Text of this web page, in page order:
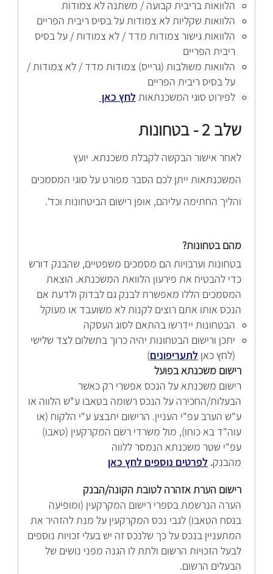
הלוואות בריבית קבועה / משתנה לא צמודות
הלוואות שקליות לא צמודות על בסיס ריבית הפריים
הלוואות גישור צמודות מדד / לא צמודות / על בסיס
ריבית הפריים
הלוואות משולבות (גרייס) צמודות מדד / לא צמודות /
על בסיס ריבית הפריים
לפירוט סוגי המשכנתאות לחץ כאן
שלב 2 - בטחונות
לאחר אישור הבקשה לקבלת משכנתא. יועץ
המשכנתאות ייתן לכם הסבר מפורט על סוגי המסמכים
והליך החתימה עליהם, אופן רישום הביטחונות וכד'.
מהם בטחונות?
בטחונות וערבויות הם מסמכים משפטיים, שהבנק דורש
כדי להבטיח את פירעון הלוואת המשכנתא. הוצאת
המסמכים הללו מאפשרת לבנק גם לבדוק ולדעת אם
הנכס אותו אתם רוצים לקנות לא משועבד או מעוקל
הבטחונות יידרשו בהתאם לסוג העסקה
יתכן ורישום הבטחונות יהיה כרוך בתשלום לצד שלישי
(לחץ כאן לתעריפונים)
רישום משכנתא בפועל
רישום משכנתא על הנכס אפשרי רק כאשר
הבעלות/החכירה על הנכס רשומה בטאבו ע"ש הלווה או
ע"ש הערב עפ"י העניין. הרישום יתבצע ע"י הלקוח (או
עוה"ד בא כוחו), מול משרדי רשם המקרקעין (טאבו)
עפ"י שטר משכנתא הנמסר ללווה
מהבנק. לפרטים נוספים לחץ כאן
רישום הערת אזהרה לטובת הקונה/הבנק
הערה הנרשמת בספרי רישום המקרקעין (ומופיעה
בנסח הטאבו) לגבי נכס המקרקעין על מנת להזהיר את
המתעניין בנכס על כך שלנכס זה יש בעלי זכויות נוספים
לבעל הזכויות הרשום ולתת לו הגנה מפני נושים של
הבעלים הרשום.